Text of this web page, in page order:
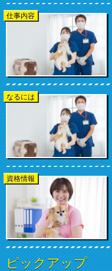
仕事内容
なるには
資格情報
ピックアップ